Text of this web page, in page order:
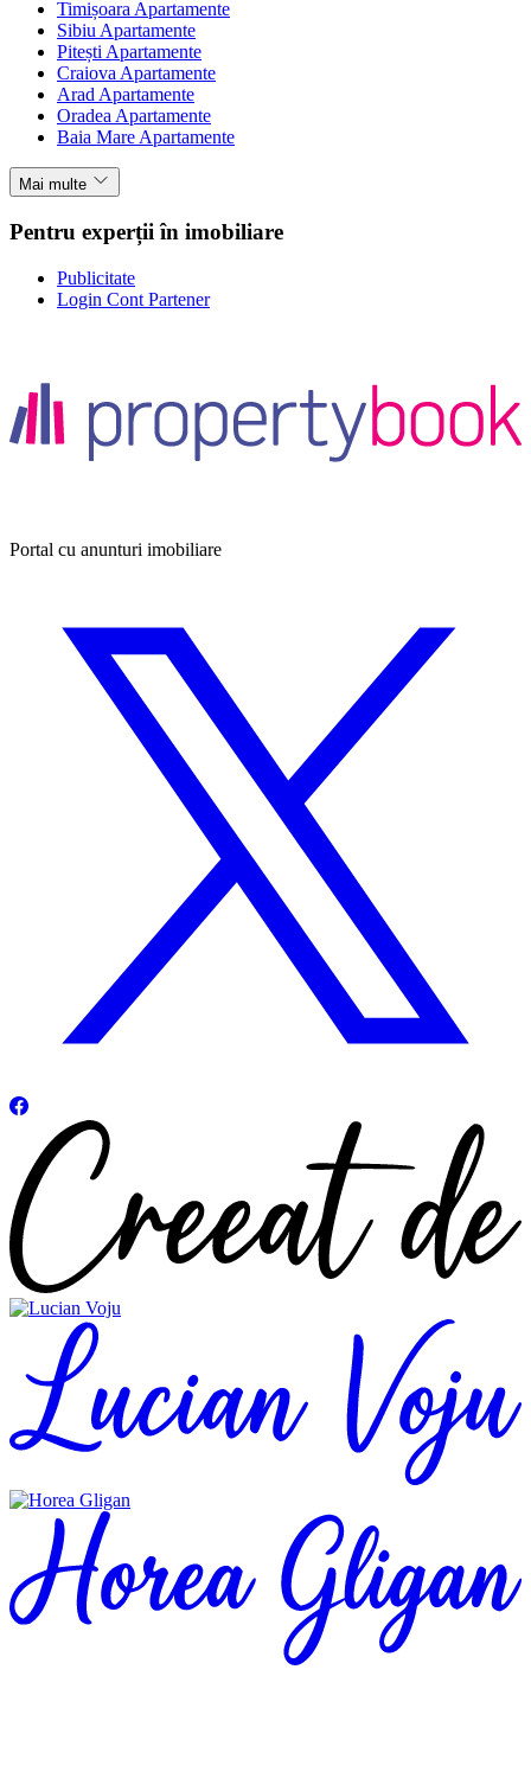
Timișoara Apartamente
Sibiu Apartamente
Pitești Apartamente
Craiova Apartamente
Arad Apartamente
Oradea Apartamente
Baia Mare Apartamente
Mai multe
Pentru experții în imobiliare
Publicitate
Login Cont Partener
Portal cu anunturi imobiliare